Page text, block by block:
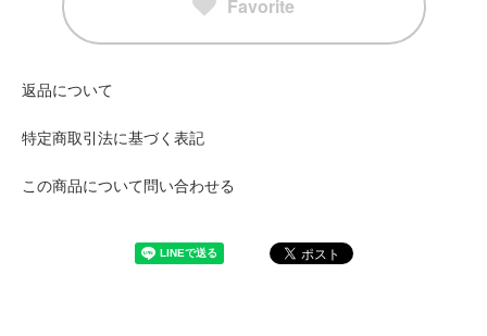
Favorite
返品について
特定商取引法に基づく表記
この商品について問い合わせる